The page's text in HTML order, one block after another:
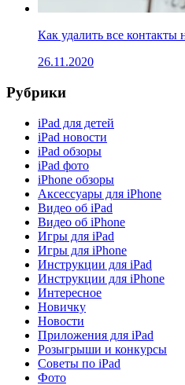
Как удалить все контакты
26.11.2020
Рубрики
iPad для детей
iPad новости
iPad обзоры
iPad фото
iPhone обзоры
Аксессуары для iPhone
Видео об iPad
Видео об iPhone
Игры для iPad
Игры для iPhone
Инструкции для iPad
Инструкции для iPhone
Интересное
Новичку
Новости
Приложения для iPad
Розыгрыши и конкурсы
Советы по iPad
Фото